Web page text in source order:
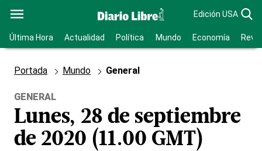
Edición USA
Última Hora Actualidad Política Mundo Economía
Portada Mundo General
GENERAL
Lunes, 28 de septiembre
de 2020 (11.00 GMT)